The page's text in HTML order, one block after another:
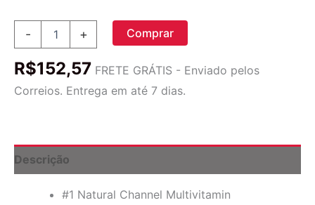
-
para
Céu
Base
de
+ Comprar
R$152,57 FRETE GRÁTIS - Enviado pelos
Correios. Entrega em até 7 dias.
Descrição
#1 Natural Channel Multivitamin